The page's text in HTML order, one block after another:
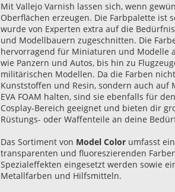
Mit Vallejo Varnish lassen sich, wenn
Oberflächen erzeugen. Die Farbpalette ist
wurde von Experten extra auf die
und Modellbauern zugeschnitten. Die
hervorragend für Miniaturen und Modelle
wie Panzern und Autos, bis hin zu
militärischen Modellen. Da die Farben
Kunststoffen und Resin, sondern auch auf
EVA FOAM halten, sind sie ebenfalls für
Cosplay-Bereich geeignet und bieten dir
Rüstungs- oder Waffenteile an deine
Das Sortiment von Model Colorumfasst
transparenten und fluoreszierenden
Spezialeffekten eingesetzt werden sowie
Metallfarben und Hilfsmitteln.